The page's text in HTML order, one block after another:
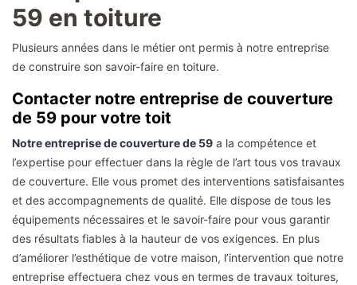
59 en toiture
Plusieurs années dans le métier ont permis à notre entreprise
de construire son savoir-faire en toiture.
Contacter notre entreprise de couverture
de 59 pour votre toit
Notre entreprise de couverture de 59 a la compétence et
l’expertise pour effectuer dans la règle de l’art tous vos travaux
de couverture. Elle vous promet des interventions satisfaisantes
et des accompagnements de qualité. Elle dispose de tous les
équipements nécessaires et le savoir-faire pour vous garantir
des résultats fiables à la hauteur de vos exigences. En plus
d’améliorer l’esthétique de votre maison, l’intervention que notre
entreprise effectuera chez vous en termes de travaux toitures,